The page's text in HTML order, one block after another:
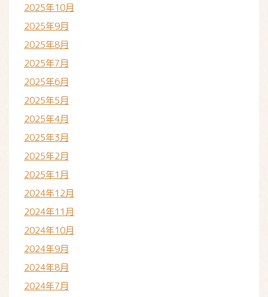
2025年10月
2025年9月
2025年8月
2025年7月
2025年6月
2025年5月
2025年4月
2025年3月
2025年2月
2025年1月
2024年12月
2024年11月
2024年10月
2024年9月
2024年8月
2024年7月